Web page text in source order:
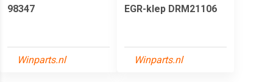
98347
Winparts.nl
EGR-klep DRM21106
Winparts.nl